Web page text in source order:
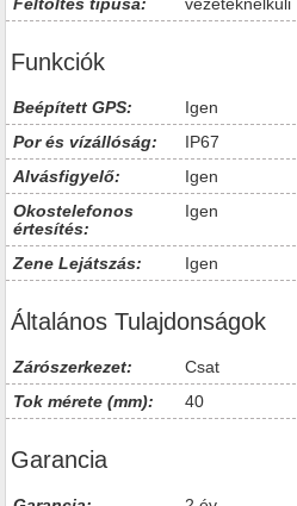
Funkciók
Beépített GPS:
Igen
Por és vízállóság:
IP67
Alvásfigyelő:
Igen
Okostelefonos
értesítés:
Igen
Zene Lejátszás: Igen
Általános Tulajdonságok
Zárószerkezet:
Csat
Tok mérete (mm):
40
Garancia